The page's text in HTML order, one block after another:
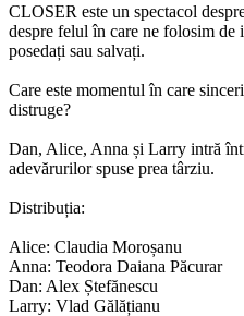
CLOSER este un spectacol
despre felul în care ne folosim de
posedați sau salvați.
Care este momentul în care
distruge?
Dan, Alice, Anna și Larry intră
adevărurilor spuse prea târziu.
Distribuția:
Alice: Claudia Moroșanu
Anna: Teodora Daiana Păcurar
Dan: Alex Ștefănescu
Larry: Vlad Gălățianu